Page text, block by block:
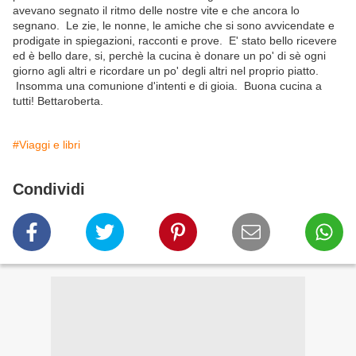
avevano segnato il ritmo delle nostre vite e che ancora lo
segnano. Le zie, le nonne, le amiche che si sono avvicendate e
prodigate in spiegazioni, racconti e prove. E' stato bello ricevere
ed è bello dare, si, perchè la cucina è donare un po' di sè ogni
giorno agli altri e ricordare un po' degli altri nel proprio piatto.
Insomma una comunione d'intenti e di gioia. Buona cucina a
tutti! Bettaroberta.
#Viaggi e libri
Condividi